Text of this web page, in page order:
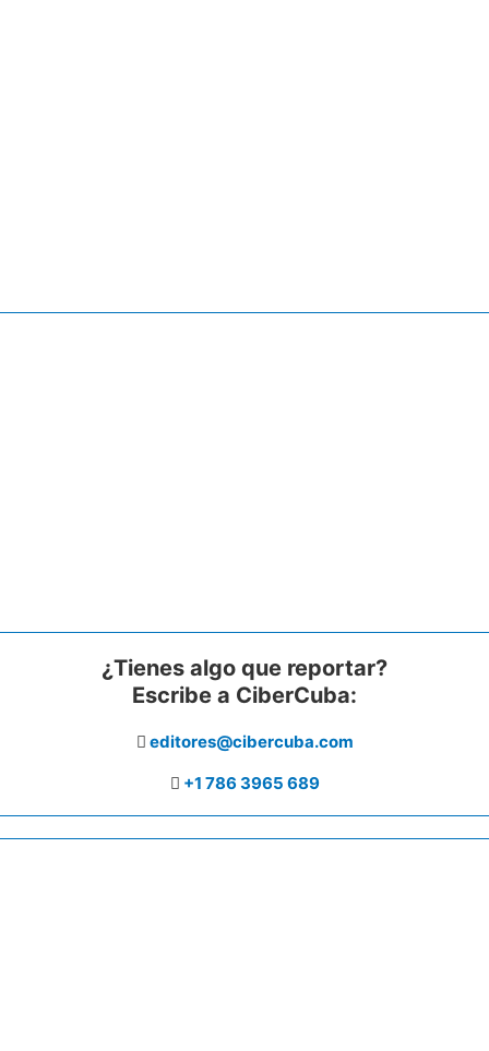
¿Tienes algo que reportar?
Escribe a CiberCuba:
editores@cibercuba.com
+1 786 3965 689